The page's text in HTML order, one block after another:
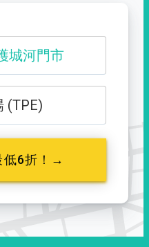
口
(TPE)
低6折！→